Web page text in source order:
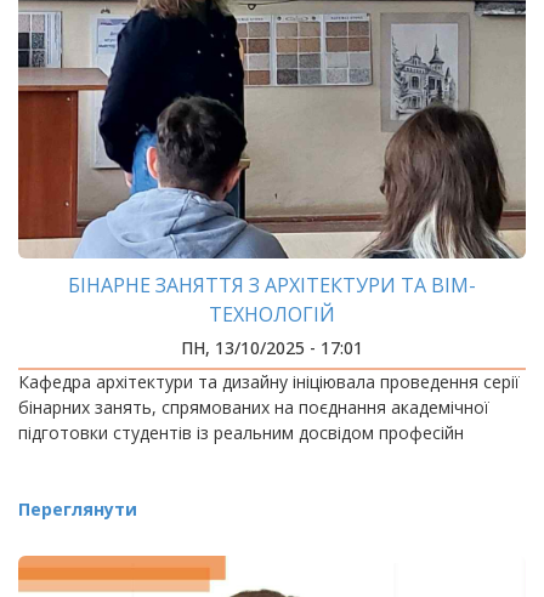
БІНАРНЕ ЗАНЯТТЯ З АРХІТЕКТУРИ ТА ВІМ-
ТЕХНОЛОГІЙ
ПН, 13/10/2025 - 17:01
Кафедра архітектури та дизайну ініціювала проведення серії
бінарних занять, спрямованих на поєднання академічної
підготовки студентів із реальним досвідом професійн
Переглянути